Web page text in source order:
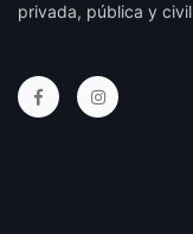
privada, pública y civil